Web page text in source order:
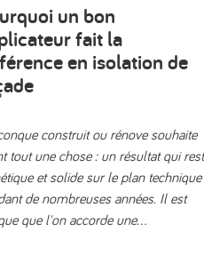
un bon
fait la
en isolation de
construit ou rénove souhaite
tout une chose : un résultat qui
et solide sur le plan technique
de nombreuses années. Il est
que l'on accorde une...